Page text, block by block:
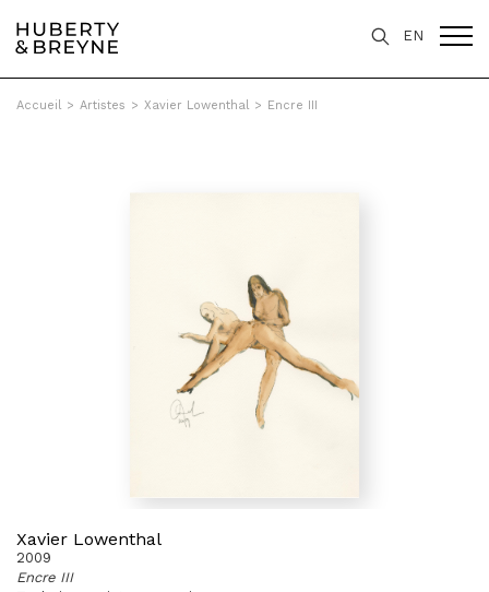
EN
Accueil > Artistes > Xavier Lowenthal > Encre III
Xavier Lowenthal
2009
Encre III